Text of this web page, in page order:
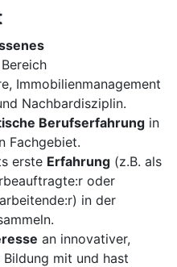
Immobilienmanagement
Nachbardisziplin.
Berufserfahrung in
Fachgebiet.
erste Erfahrung (z.B. als
oder
in der
an innovativer,
mit und hast